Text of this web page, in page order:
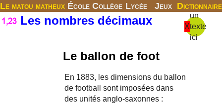
Le matou matheux École Collège Lycée Jeux Dictionnaire
X
un
texte
ici
Les nombres décimaux
Le ballon de foot
En 1883, les dimensions du ballon
de football sont imposées dans
des unités anglo-saxonnes :